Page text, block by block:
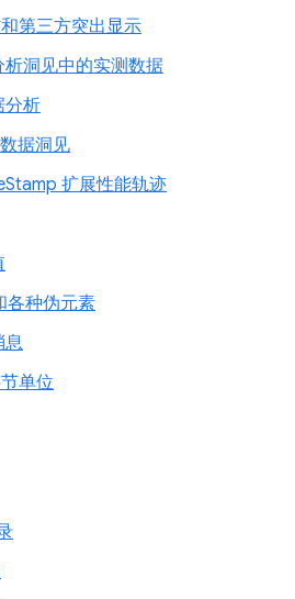
第三方突出显示
洞见中的实测数据
分析
据洞见
扩展性能轨迹
各种伪元素
息
单位